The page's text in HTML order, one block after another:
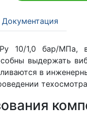
Документация
10/1,0 бар/МПа,
выдержать
в